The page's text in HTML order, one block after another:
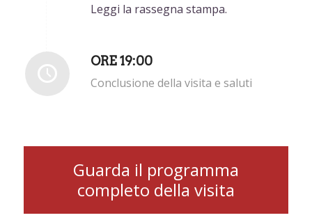
Leggi la rassegna stampa.
ORE 19:00
Conclusione della visita e saluti
Guarda il programma
completo della visita